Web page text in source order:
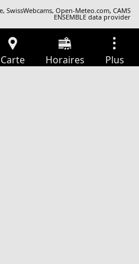
,SwissWebcams,Open-Meteo.com,CAMS
ENSEMBLE data provider
Carte Horaires Plus